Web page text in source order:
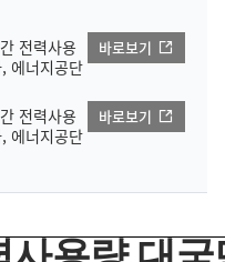
전력사용
에너지공단
바로보기
전력사용
에너지공단
바로보기